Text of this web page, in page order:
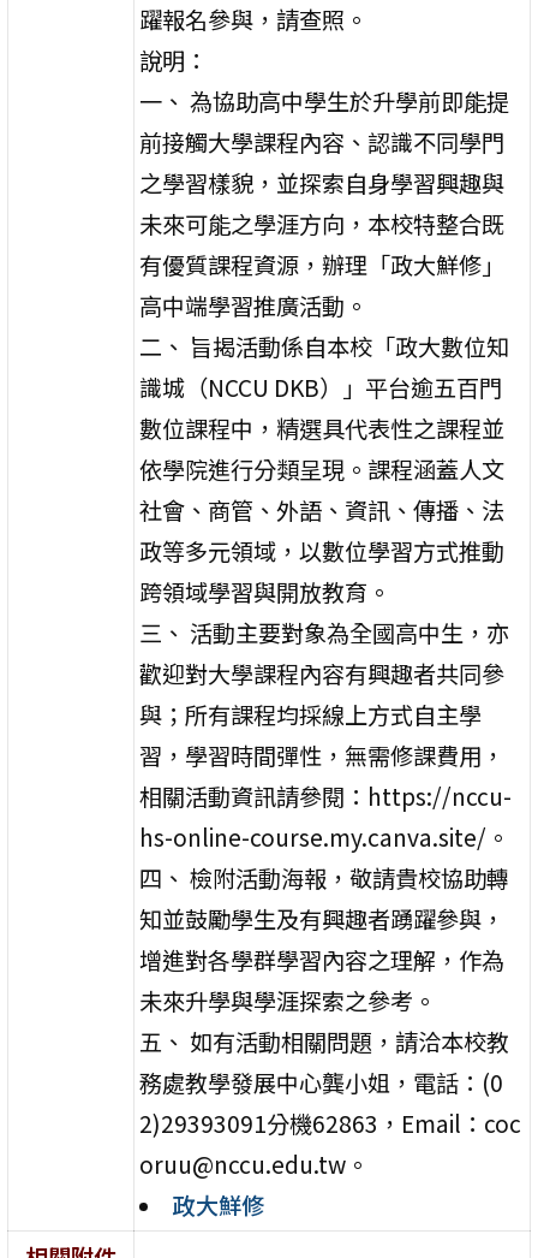
躍報名參與，請查照。
說明：
一、 為協助高中學生於升學前即能提
前接觸大學課程內容、認識不同學門
之學習樣貌，並探索自身學習興趣與
未來可能之學涯方向，本校特整合既
有優質課程資源，辦理「政大鮮修」
高中端學習推廣活動。
二、 旨揭活動係自本校「政大數位知
識城（NCCU DKB）」平台逾五百門
數位課程中，精選具代表性之課程並
依學院進行分類呈現。課程涵蓋人文
社會、商管、外語、資訊、傳播、法
政等多元領域，以數位學習方式推動
跨領域學習與開放教育。
三、 活動主要對象為全國高中生，亦
歡迎對大學課程內容有興趣者共同參
與；所有課程均採線上方式自主學
習，學習時間彈性，無需修課費用，
相關活動資訊請參閱：https://nccu-
hs-online-course.my.canva.site/。
四、 檢附活動海報，敬請貴校協助轉
知並鼓勵學生及有興趣者踴躍參與，
增進對各學群學習內容之理解，作為
未來升學與學涯探索之參考。
五、 如有活動相關問題，請洽本校教
務處教學發展中心龔小姐，電話：(0
2)29393091分機62863，Email：coc
oruu@nccu.edu.tw。
政大鮮修